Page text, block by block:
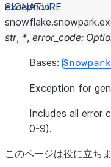
exception
str, *, error_code:
Bases:
Exception for
Includes all error
0-9).
このページは役に立ち